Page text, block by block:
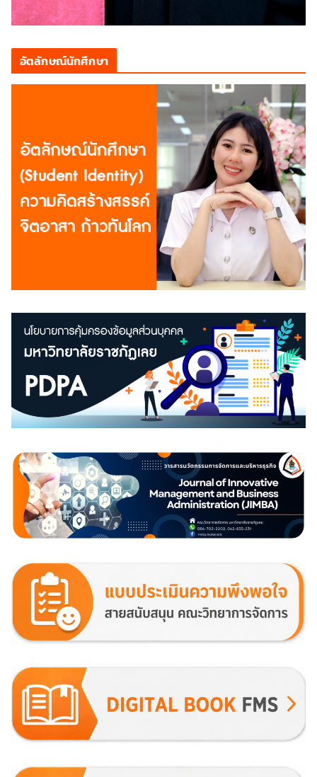
อัตลักษณ์นักศึกษา